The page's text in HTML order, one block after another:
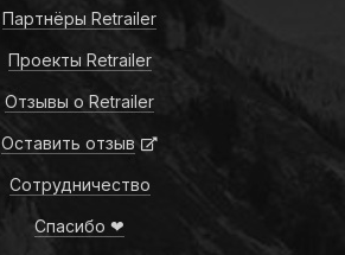
Партнёры Retrailer
Проекты Retrailer
Отзывы о Retrailer
Оставить отзыв
Сотрудничество
Спасибо ❤